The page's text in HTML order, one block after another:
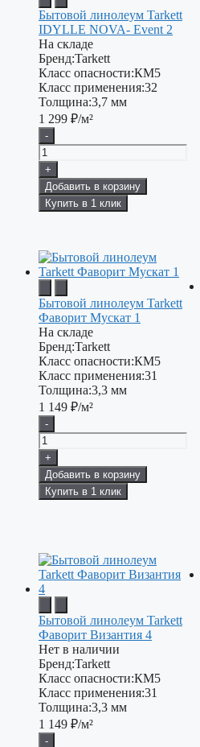
Бытовой линолеум Tarkett
IDYLLE NOVA- Event 2
На складе
Бренд:Tarkett
Класс опасности:КМ5
Класс применения:32
Толщина:3,7 мм
1 299 ₽/м²
-
+
Добавить в корзину
Купить в 1 клик
Бытовой линолеум Tarkett
Фаворит Мускат 1
На складе
Бренд:Tarkett
Класс опасности:КМ5
Класс применения:31
Толщина:3,3 мм
1 149 ₽/м²
-
+
Добавить в корзину
Купить в 1 клик
Бытовой линолеум Tarkett
Фаворит Византия 4
Нет в наличии
Бренд:Tarkett
Класс опасности:КМ5
Класс применения:31
Толщина:3,3 мм
1 149 ₽/м²
-